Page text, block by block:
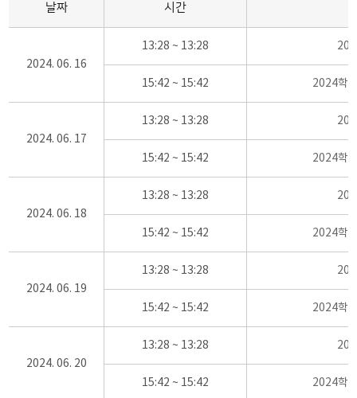
날짜 시간
2024. 06. 16
13:28 ~ 13:28
15:42 ~ 15:42 2024학
2024. 06. 17
13:28 ~ 13:28
15:42 ~ 15:42 2024학
2024. 06. 18
13:28 ~ 13:28
15:42 ~ 15:42 2024학
2024. 06. 19
13:28 ~ 13:28
15:42 ~ 15:42 2024학
2024. 06. 20
13:28 ~ 13:28
15:42 ~ 15:42 2024학